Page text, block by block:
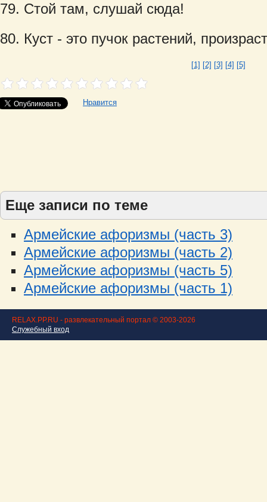
Стой там, слушай сюда!
Куст - это пучок растений,
[1] [2] [3] [4] [5]
Нравится
Еще записи по теме
Армейские афоризмы (часть 3)
Армейские афоризмы (часть 2)
Армейские афоризмы (часть 5)
Армейские афоризмы (часть 1)
RELAX.PP.RU - развлекательный портал © 2003-2026
Служебный вход